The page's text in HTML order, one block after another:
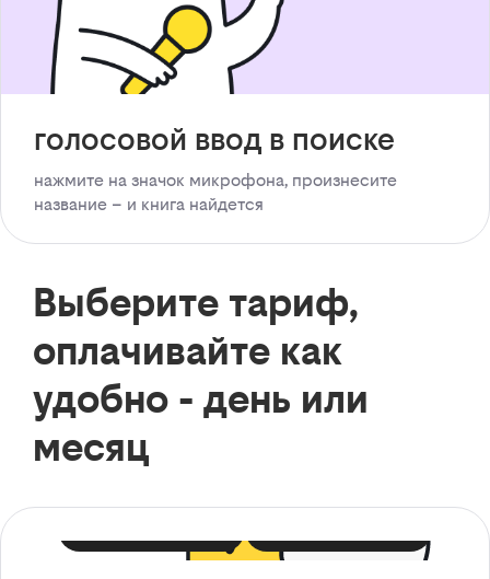
голосовой ввод в поиске
нажмите на значок микрофона, произнесите
название – и книга найдется
Выберите тариф,
оплачивайте как
удобно - день или
месяц